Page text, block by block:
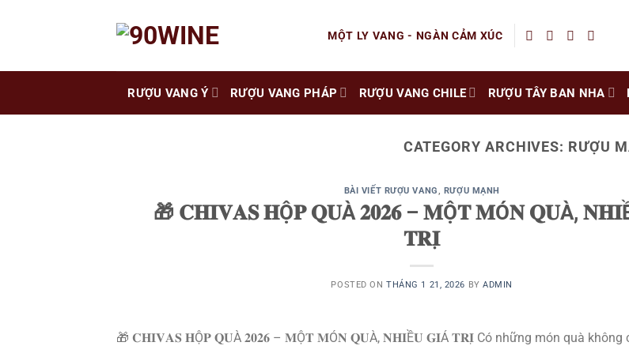
MỘT LY VANG - NGÀN CẢM XÚC
RƯỢU VANG Ý RƯỢU VANG PHÁP RƯỢU VANG CHILE RƯỢU TÂY BAN NHA
CATEGORY ARCHIVES: RƯỢU
BÀI VIẾT RƯỢU VANG, RƯỢU MẠNH
🎁 𝐂𝐇𝐈𝐕𝐀𝐒 𝐇Ộ𝐏 𝐐𝐔À 𝟐𝟎𝟐𝟔 – 𝐌Ộ𝐓 𝐌Ó𝐍 𝐐𝐔À,
𝐓𝐑𝐈̣
POSTED ONTHÁNG 1 21, 2026 BYADMIN
🎁 𝐂𝐇𝐈𝐕𝐀𝐒 𝐇Ộ𝐏 𝐐𝐔À 𝟐𝟎𝟐𝟔 – 𝐌Ộ𝐓 𝐌Ó𝐍 𝐐𝐔À, 𝐍𝐇𝐈Ề𝐔 𝐆𝐈Á 𝐓𝐑𝐈̣ Có những món quà không